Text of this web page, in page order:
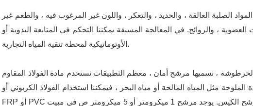
الصلبة العالقة ، والحديد ، والتعكر ، واللون غير المرغوب فيه ، والطعم غير
، والروائح. في المعالجة المسبقة يمكننا التحكم في المتابعة اليدوية أو
الأوتوماتيكية لمحطة تنقية المياه التجارية.
، نسميها مرشح أمان ، معظم التطبيقات نستخدم مادة الفولاذ المقاوم
شديدة الملوحة مثل المياه المالحة أو مياه البحر ، فيمكننا استخدام الفولاذ الكربوني أو
FRP أو PVC البلاستيك مبيت مرشح الخرطوشة أو مبيت مرشح الكيس. يوجد مرشح 1 ميكرومتر أو 5 ميكرومتر ص في مبيت